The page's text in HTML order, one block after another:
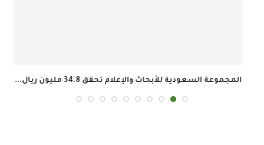
المجموعة السعودية للأبحاث والإعلام تحقق 34.8 مليون ريال...